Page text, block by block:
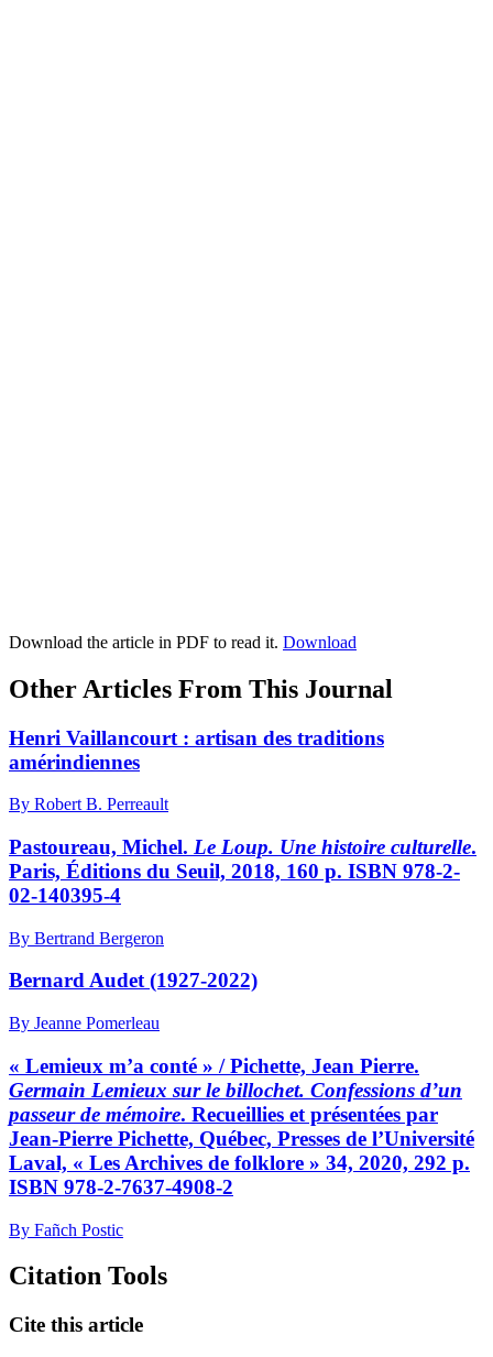
Download the article in PDF to read it. Download
Other Articles From This Journal
Henri Vaillancourt : artisan des traditions
amérindiennes
By Robert B. Perreault
Pastoureau, Michel. Le Loup. Une histoire culturelle.
Paris, Éditions du Seuil, 2018, 160 p. ISBN 978-2-
02-140395-4
By Bertrand Bergeron
Bernard Audet (1927-2022)
By Jeanne Pomerleau
« Lemieux m’a conté » /Pichette, Jean Pierre.
Germain Lemieux sur le billochet. Confessions d’un
passeur de mémoire. Recueillies et présentées par
Jean-Pierre Pichette, Québec, Presses de l’Université
Laval, « Les Archives de folklore » 34, 2020, 292 p.
ISBN 978-2-7637-4908-2
By Fañch Postic
Citation Tools
Cite this article